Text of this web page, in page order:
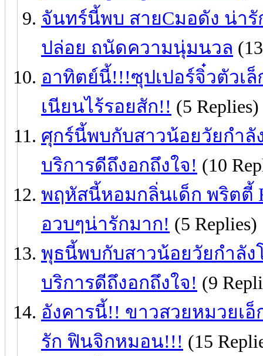
จันทร์นี้พบ สายCมอดัง น่า
ปล่อย ถนัดความนุ่มนวล
อาทิตย์นี้!!!ซุปเปอร์จิ๋วตัวเ
เนียนไร้รอยสัก!! (5 Replies)
ศุกร์นี้พบกับสาวน้อยวัยกำ
บริการดีถึงอกถึงใจ! (10
พฤหัสนี้หอมกลิ่นเด็ก พริตตี้
อวบๆน่ารักมาก! (5 Replies)
พุธนี้พบกับสาวน้อยวัยกำลั
บริการดีถึงอกถึงใจ! (9
อังคารนี้!! ขาวสวยหมวยเ
รัก ฟินจิกหมอน!!! (15